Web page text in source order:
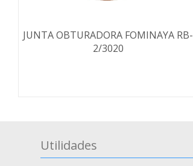
JUNTA OBTURADORA FOMINAYA RB-
2/3020
Utilidades